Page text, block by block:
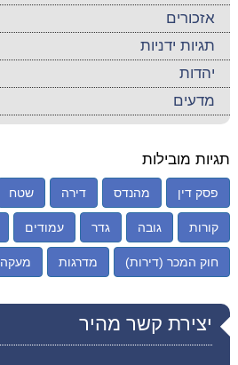
אזכורים
תגיות ידניות
יהדות
מדעים
תגיות מובילות
פסק דין מהנדס דירה שטח
קורות גובה גדר עמודים
חוק המכר (דירות) מדרגות מעקה
יצירת קשר מהיר